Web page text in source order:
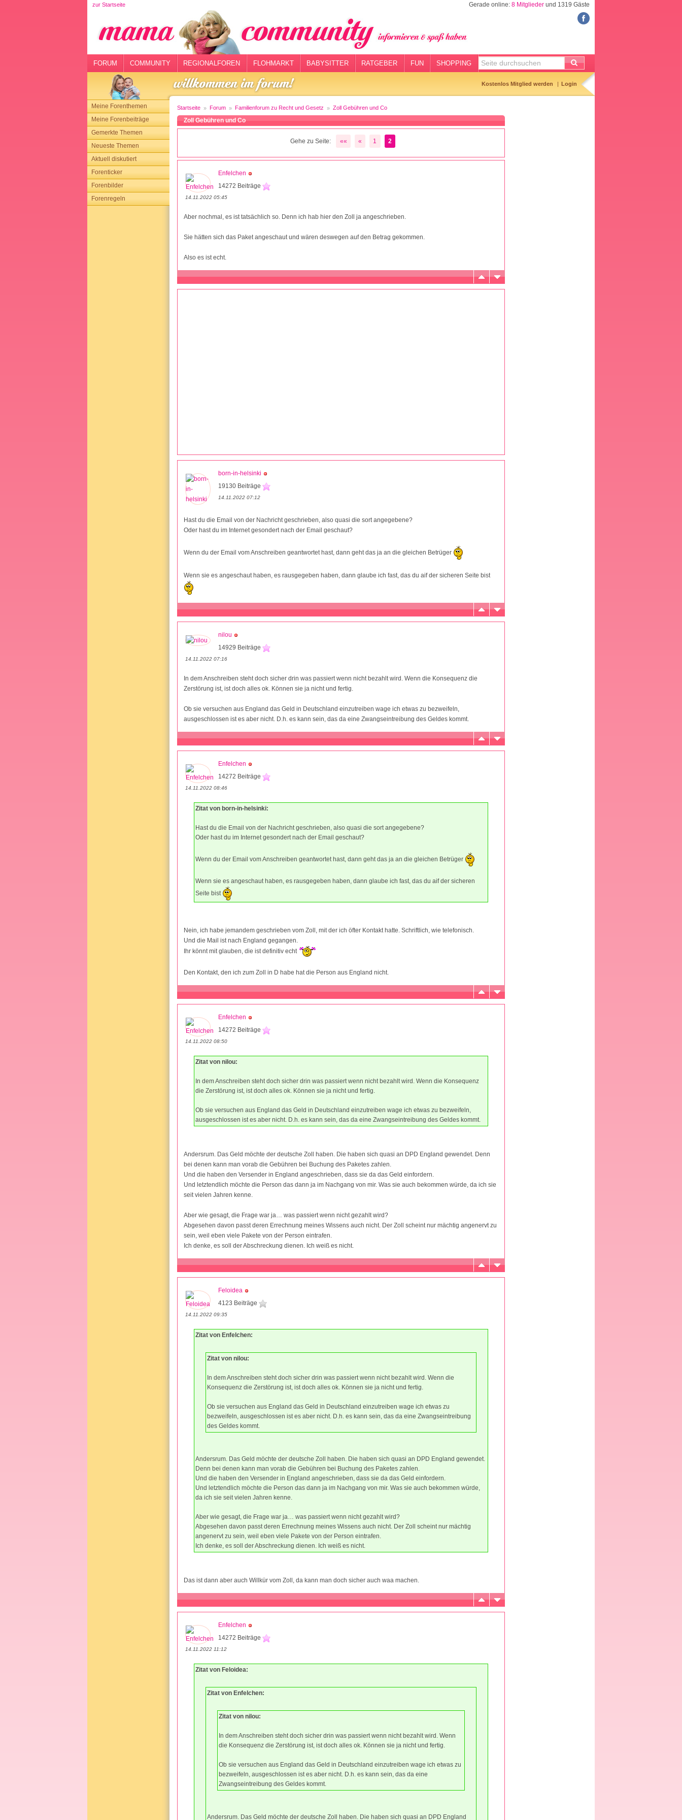
zur Startseite Gerade online: 8 Mitglieder und 1319 Gäste
FORUM COMMUNITY REGIONALFOREN FLOHMARKT BABYSITTER RATGEBER FUN SHOPPING
Kostenlos Mitglied werden Login
Meine Forenthemen
Meine Forenbeiträge
Gemerkte Themen
Neueste Themen
Aktuell diskutiert
Forenticker
Forenbilder
Forenregeln
Startseite Forum Familienforum zu Recht und Gesetz Zoll Gebühren und Co
Zoll Gebühren und Co
Gehe zu Seite: «« « 1 2
Enfelchen
14272 Beiträge
14.11.2022 05:45
Aber nochmal, es ist tatsächlich so. Denn ich hab hier den Zoll ja angeschrieben.
Sie hätten sich das Paket angeschaut und wären deswegen auf den Betrag gekommen.
Also es ist echt.
born-in-helsinki
19130 Beiträge
14.11.2022 07:12
Hast du die Email von der Nachricht geschrieben, also quasi die sort angegebene?
Oder hast du im Internet gesondert nach der Email geschaut?
Wenn du der Email vom Anschreiben geantwortet hast, dann geht das ja an die gleichen Betrüger
Wenn sie es angeschaut haben, es rausgegeben haben, dann glaube ich fast, das du aif der sicheren Seite bist
nilou
14929 Beiträge
14.11.2022 07:16
In dem Anschreiben steht doch sicher drin was passiert wenn nicht bezahlt wird. Wenn die Konsequenz die
Zerstörung ist, ist doch alles ok. Können sie ja nicht und fertig.
Ob sie versuchen aus England das Geld in Deutschland einzutreiben wage ich etwas zu bezweifeln,
ausgeschlossen ist es aber nicht. D.h. es kann sein, das da eine Zwangseintreibung des Geldes kommt.
Enfelchen
14272 Beiträge
14.11.2022 08:46
Zitat von born-in-helsinki:
Hast du die Email von der Nachricht geschrieben, also quasi die sort angegebene?
Oder hast du im Internet gesondert nach der Email geschaut?
Wenn du der Email vom Anschreiben geantwortet hast, dann geht das ja an die gleichen Betrüger
Wenn sie es angeschaut haben, es rausgegeben haben, dann glaube ich fast, das du aif der sicheren
Seite bist
Nein, ich habe jemandem geschrieben vom Zoll, mit der ich öfter Kontakt hatte. Schriftlich, wie telefonisch.
Und die Mail ist nach England gegangen.
Ihr könnt mit glauben, die ist definitiv echt
Den Kontakt, den ich zum Zoll in D habe hat die Person aus England nicht.
Enfelchen
14272 Beiträge
14.11.2022 08:50
Zitat von nilou:
In dem Anschreiben steht doch sicher drin was passiert wenn nicht bezahlt wird. Wenn die Konsequenz
die Zerstörung ist, ist doch alles ok. Können sie ja nicht und fertig.
Ob sie versuchen aus England das Geld in Deutschland einzutreiben wage ich etwas zu bezweifeln,
ausgeschlossen ist es aber nicht. D.h. es kann sein, das da eine Zwangseintreibung des Geldes kommt.
Andersrum. Das Geld möchte der deutsche Zoll haben. Die haben sich quasi an DPD England gewendet. Denn
bei denen kann man vorab die Gebühren bei Buchung des Paketes zahlen.
Und die haben den Versender in England angeschrieben, dass sie da das Geld einfordern.
Und letztendlich möchte die Person das dann ja im Nachgang von mir. Was sie auch bekommen würde, da ich sie
seit vielen Jahren kenne.
Aber wie gesagt, die Frage war ja… was passiert wenn nicht gezahlt wird?
Abgesehen davon passt deren Errechnung meines Wissens auch nicht. Der Zoll scheint nur mächtig angenervt zu
sein, weil eben viele Pakete von der Person eintrafen.
Ich denke, es soll der Abschreckung dienen. Ich weiß es nicht.
Feloidea
4123 Beiträge
14.11.2022 09:35
Zitat von Enfelchen:
Zitat von nilou:
In dem Anschreiben steht doch sicher drin was passiert wenn nicht bezahlt wird. Wenn die
Konsequenz die Zerstörung ist, ist doch alles ok. Können sie ja nicht und fertig.
Ob sie versuchen aus England das Geld in Deutschland einzutreiben wage ich etwas zu
bezweifeln, ausgeschlossen ist es aber nicht. D.h. es kann sein, das da eine Zwangseintreibung
des Geldes kommt.
Andersrum. Das Geld möchte der deutsche Zoll haben. Die haben sich quasi an DPD England gewendet.
Denn bei denen kann man vorab die Gebühren bei Buchung des Paketes zahlen.
Und die haben den Versender in England angeschrieben, dass sie da das Geld einfordern.
Und letztendlich möchte die Person das dann ja im Nachgang von mir. Was sie auch bekommen würde,
da ich sie seit vielen Jahren kenne.
Aber wie gesagt, die Frage war ja… was passiert wenn nicht gezahlt wird?
Abgesehen davon passt deren Errechnung meines Wissens auch nicht. Der Zoll scheint nur mächtig
angenervt zu sein, weil eben viele Pakete von der Person eintrafen.
Ich denke, es soll der Abschreckung dienen. Ich weiß es nicht.
Das ist dann aber auch Willkür vom Zoll, da kann man doch sicher auch waa machen.
Enfelchen
14272 Beiträge
14.11.2022 11:12
Zitat von Feloidea:
Zitat von Enfelchen:
Zitat von nilou:
In dem Anschreiben steht doch sicher drin was passiert wenn nicht bezahlt wird. Wenn
die Konsequenz die Zerstörung ist, ist doch alles ok. Können sie ja nicht und fertig.
Ob sie versuchen aus England das Geld in Deutschland einzutreiben wage ich etwas zu
bezweifeln, ausgeschlossen ist es aber nicht. D.h. es kann sein, das da eine
Zwangseintreibung des Geldes kommt.
Andersrum. Das Geld möchte der deutsche Zoll haben. Die haben sich quasi an DPD England